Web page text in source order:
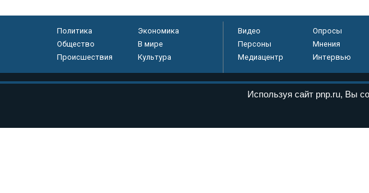
Политика
Экономика
Общество
В мире
Происшествия
Культура
Видео Опросы
Персоны
Мнения
Медиацентр
Интервью
Используя сайт pnp.ru, Вы